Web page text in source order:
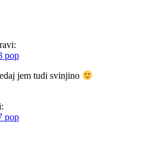
pop
jem tudi svinjino
pop